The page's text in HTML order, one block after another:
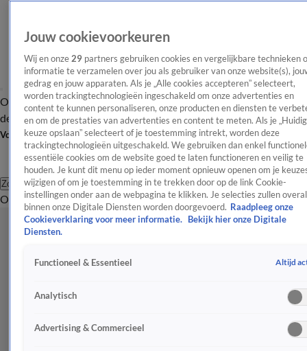
OverzichtAfleveringen Entertainment TV Algemeen
Tip
de redactieNieuwsbrief
Volg Shownieuws
Zoeken
OverzichtEntertainmentSpraakmakendRealityCrimeVideo's
Jouw cookievoorkeuren
Wij en onze 29 partners gebruiken cookies en vergelijkbare technieken
informatie te verzamelen over jou als gebruiker van onze website(s),
gedrag en jouw apparaten. Als je „Alle cookies accepteren” selecteert,
worden trackingtechnologieën ingeschakeld om onze advertenties en
content te kunnen personaliseren, onze producten en diensten te
en om de prestaties van advertenties en content te meten. Als je
keuze opslaan” selecteert of je toestemming intrekt, worden deze
trackingtechnologieën uitgeschakeld. We gebruiken dan enkel
essentiële cookies om de website goed te laten functioneren en veilig te
houden. Je kunt dit menu op ieder moment opnieuw openen om je
wijzigen of om je toestemming in te trekken door op de link Cookie-
instellingen onder aan de webpagina te klikken. Je selecties zullen overal
binnen onze Digitale Diensten worden doorgevoerd. Raadpleeg onze
Cookieverklaring voor meer informatie.
Bekijk hier onze Digitale
Diensten.
Functioneel & Essentieel Altijd
Analytisch
Advertising & Commercieel